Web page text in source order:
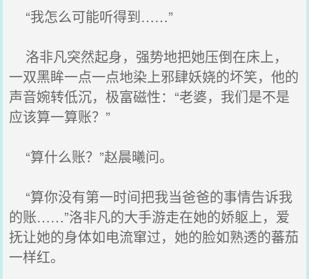
“我怎么可能听得到……”
洛非凡突然起身，强势地把她压倒在床上，
一双黑眸一点一点地染上邪肆妖娆的坏笑，他的
声音婉转低沉，极富磁性：“老婆，我们是不是
应该算一算账？”
“算什么账？”赵晨曦问。
“算你没有第一时间把我当爸爸的事情告诉我
的账……”洛非凡的大手游走在她的娇躯上，爱
抚让她的身体如电流窜过，她的脸如熟透的蕃茄
一样红。